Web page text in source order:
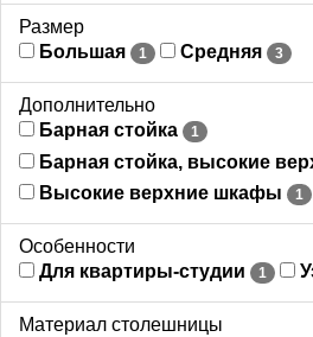
Размер
Большая
1 Средняя 3
Дополнительно
Барная стойка
1
Барная стойка, высокие
Высокие верхние шкафы 1
Особенности
Для квартиры-студии
1
Материал столешницы